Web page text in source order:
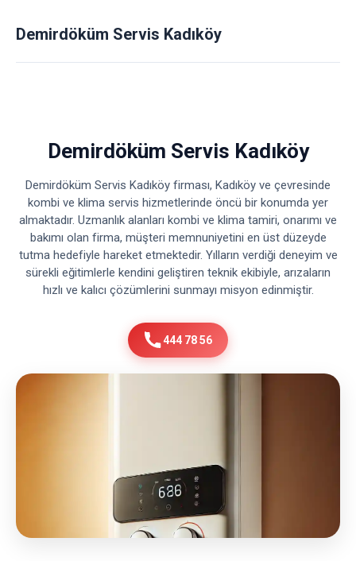
Demirdöküm Servis Kadıköy
Demirdöküm Servis Kadıköy
Demirdöküm Servis Kadıköy firması, Kadıköy ve çevresinde
kombi ve klima servis hizmetlerinde öncü bir konumda yer
almaktadır. Uzmanlık alanları kombi ve klima tamiri, onarımı ve
bakımı olan firma, müşteri memnuniyetini en üst düzeyde
tutma hedefiyle hareket etmektedir. Yılların verdiği deneyim ve
sürekli eğitimlerle kendini geliştiren teknik ekibiyle, arızaların
hızlı ve kalıcı çözümlerini sunmayı misyon edinmiştir.
444 78 56